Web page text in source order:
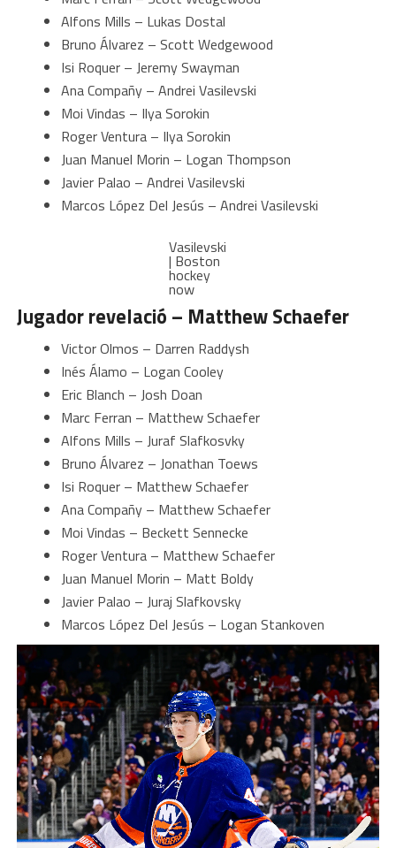
Alfons Mills – Lukas Dostal
Bruno Álvarez – Scott Wedgewood
Isi Roquer – Jeremy Swayman
Ana Compañy – Andrei Vasilevski
Moi Vindas – Ilya Sorokin
Roger Ventura – Ilya Sorokin
Juan Manuel Morin – Logan Thompson
Javier Palao – Andrei Vasilevski
Marcos López Del Jesús – Andrei Vasilevski
Vasilevski
| Boston
hockey
now
Jugador revelació – Matthew Schaefer
Victor Olmos – Darren Raddysh
Inés Álamo – Logan Cooley
Eric Blanch – Josh Doan
Marc Ferran – Matthew Schaefer
Alfons Mills – Juraf Slafkosvky
Bruno Álvarez – Jonathan Toews
Isi Roquer – Matthew Schaefer
Ana Compañy – Matthew Schaefer
Moi Vindas – Beckett Sennecke
Roger Ventura – Matthew Schaefer
Juan Manuel Morin – Matt Boldy
Javier Palao – Juraj Slafkovsky
Marcos López Del Jesús – Logan Stankoven